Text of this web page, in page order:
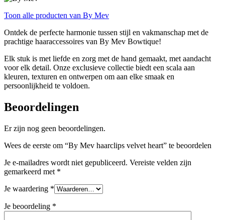
Toon alle producten van By Mev
Ontdek de perfecte harmonie tussen stijl en vakmanschap met de
prachtige haaraccessoires van By Mev Bowtique!
Elk stuk is met liefde en zorg met de hand gemaakt, met aandacht
voor elk detail. Onze exclusieve collectie biedt een scala aan
kleuren, texturen en ontwerpen om aan elke smaak en
persoonlijkheid te voldoen.
Beoordelingen
Er zijn nog geen beoordelingen.
Wees de eerste om “By Mev haarclips velvet heart” te beoordelen
Je e-mailadres wordt niet gepubliceerd. Vereiste velden zijn
gemarkeerd met *
Je waardering *
Je beoordeling *